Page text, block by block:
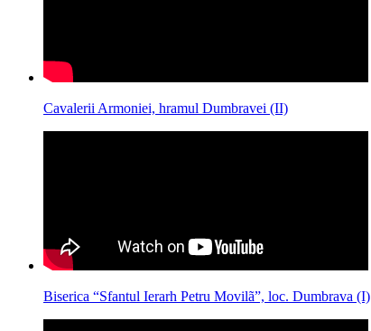
Cavalerii Armoniei, hramul Dumbravei (II)
Biserica “Sfantul Ierarh Petru Movilã”, loc. Dumbrava (I)